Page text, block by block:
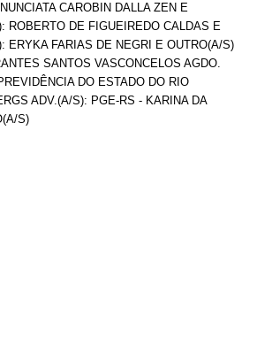
CAROBIN DALLA ZEN E
ROBERTO DE FIGUEIREDO CALDAS E
ERYKA FARIAS DE NEGRI E OUTRO(A/S)
SANTOS VASCONCELOS AGDO.
DO ESTADO DO RIO
ADV.(A/S): PGE-RS - KARINA DA
S)